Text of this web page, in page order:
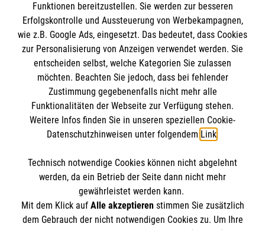
Impressum
Datenschutz
Kontakt
Barrierefreiheit
Die Malteser
Malteser in Deutschland
Malteserorden
Sharepoint
Spendenkonto
IBAN: DE39 3706 0120 1201 2150 10
BIC: GENODED1PA7
Stichwort: Nordhorn
So finden Sie uns
Zeppelinstraße 17
Der Malteser Hilfsdienst e.V. ist als eingetragene
Funktionen bereitzustellen. Sie werden zur besseren
Erfolgskontrolle und Aussteuerung von Werbekampagnen,
wie z.B. Google Ads, eingesetzt. Das bedeutet, dass Cookies
zur Personalisierung von Anzeigen verwendet werden. Sie
entscheiden selbst, welche Kategorien Sie zulassen
möchten. Beachten Sie jedoch, dass bei fehlender
Zustimmung gegebenenfalls nicht mehr alle
Funktionalitäten der Webseite zur Verfügung stehen.
Weitere Infos finden Sie in unseren speziellen Cookie-
Datenschutzhinweisen unter folgendem Link.
Technisch notwendige Cookies können nicht abgelehnt
werden, da ein Betrieb der Seite dann nicht mehr
gewährleistet werden kann.
Mit dem Klick auf Alle akzeptierenstimmen Sie zusätzlich
dem Gebrauch der nicht notwendigen Cookies zu. Um Ihre